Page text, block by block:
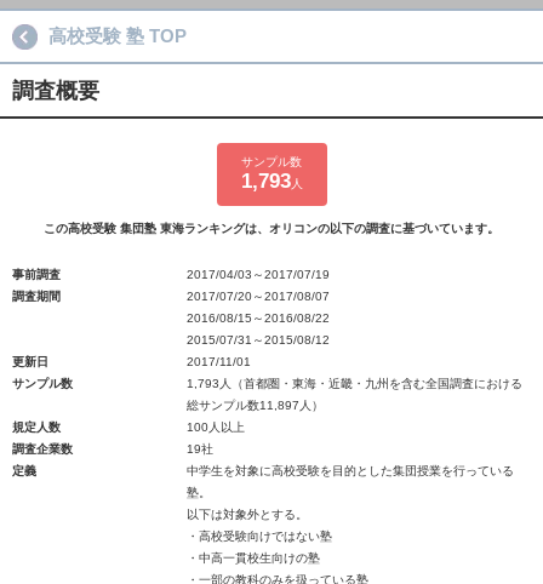
高校受験 塾 TOP
調査概要
サンプル数
1,793人
この高校受験 集団塾 東海ランキングは、オリコンの以下の調査に基づいています。
事前調査
2017/04/03～2017/07/19
調査期間
2017/07/20～2017/08/07
2016/08/15～2016/08/22
2015/07/31～2015/08/12
更新日
2017/11/01
サンプル数
1,793人（首都圏・東海・近畿・九州を含む全国調査における
総サンプル数11,897人）
規定人数
100人以上
調査企業数
19社
定義
中学生を対象に高校受験を目的とした集団授業を行っている
塾。
以下は対象外とする。
・高校受験向けではない塾
・中高一貫校生向けの塾
・一部の教科のみを扱っている塾